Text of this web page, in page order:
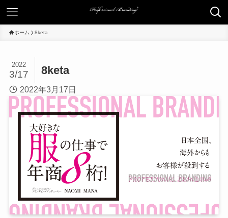
ホーム 8keta
8keta
2022
3/17
2022年3月17日